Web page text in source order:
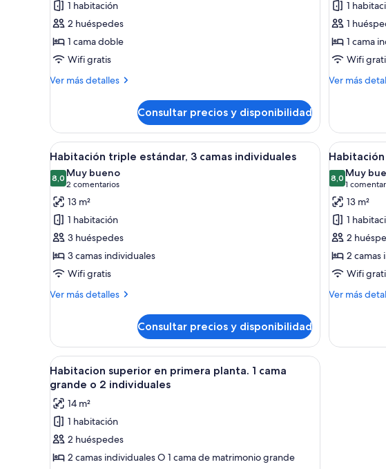
Habitación
estándar
doble,
1
cama
1 habitación
2 huéspedes
1 cama doble
Wifi gratis
Ver más detalles
Más
estándar
doble,
1
cama
doble
Consultar precios y disponibilidad
estándar
1
1
1 cama
Wifi
Ver más
Más
individual
estándar
Abrir
todas
las
fotos
de
Habitación
triple
estándar,
3
camas
Una cama bien tendida con almohadas blancas
5
Habitación triple estándar, 3 camas individuales
8,08,0 de 10
Muy bueno
2 comentarios
(2 comentarios)
13 m²
1 habitación
3 huéspedes
3 camas individuales
Wifi gratis
Ver más detalles
Más
triple
estándar,
3
camas
individuales
Consultar precios y disponibilidad
Abrir
todas
las
fotos
de
doble
superior,
1
7
8,08,0 de 10
Muy
1
(1
13 m²
1
2
2 camas
Wifi
Ver más
Más
doble
Abrir
todas
las
fotos
de
Habitacion
superior
Habitación de hotel con una cama grande, un
6
Habitacion superior en primera planta. 1 cama
grande o 2 individuales
14 m²
1 habitación
2 huéspedes
2 camas individuales O 1 cama de matrimonio grande